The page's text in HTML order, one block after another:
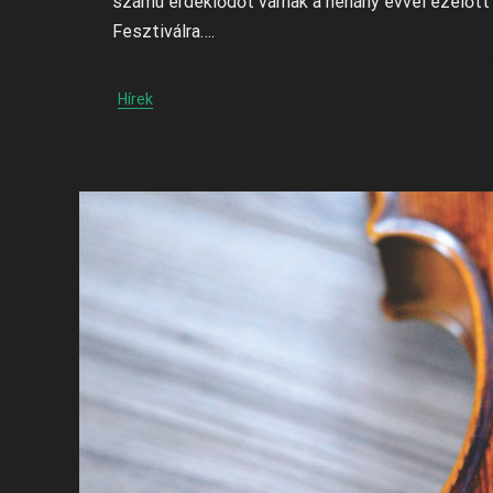
Fesztiválra….
Hírek